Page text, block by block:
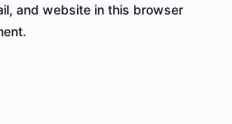
and website in this browser